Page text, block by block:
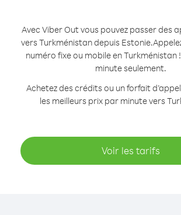
Avec Viber Out vous pouvez passer des
vers Turkménistan depuis Estonie.
numéro fixe ou mobile en Turkménistan
minute seulement.
Achetez des crédits ou un forfait
les meilleurs prix par minute vers
Voir les tarifs